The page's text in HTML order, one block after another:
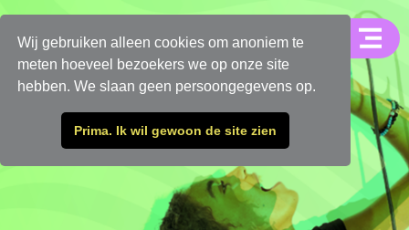
Wij gebruiken alleen cookies om anoniem te
meten hoeveel bezoekers we op onze site
hebben. We slaan geen persoongegevens op.
Prima. Ik wil gewoon de site zien